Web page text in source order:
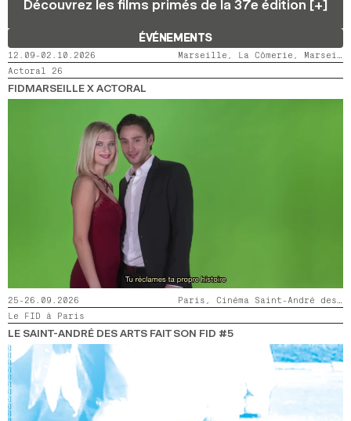
2024
2022
2020
2018
RECHERCHE
Découvrez les films primés de la 37e édition [+]
ÉVÉNEMENTS
12.09-02.10.2026
Marseille, La Cômerie, Marseille, LaMaM, Marseille, Videodrome 2
Actoral 26
FIDMARSEILLE X ACTORAL
25-26.09.2026
Paris, Cinéma Saint-André des Arts
Le FID à Paris
LE SAINT-ANDRÉ DES ARTS FAIT SON FID #5